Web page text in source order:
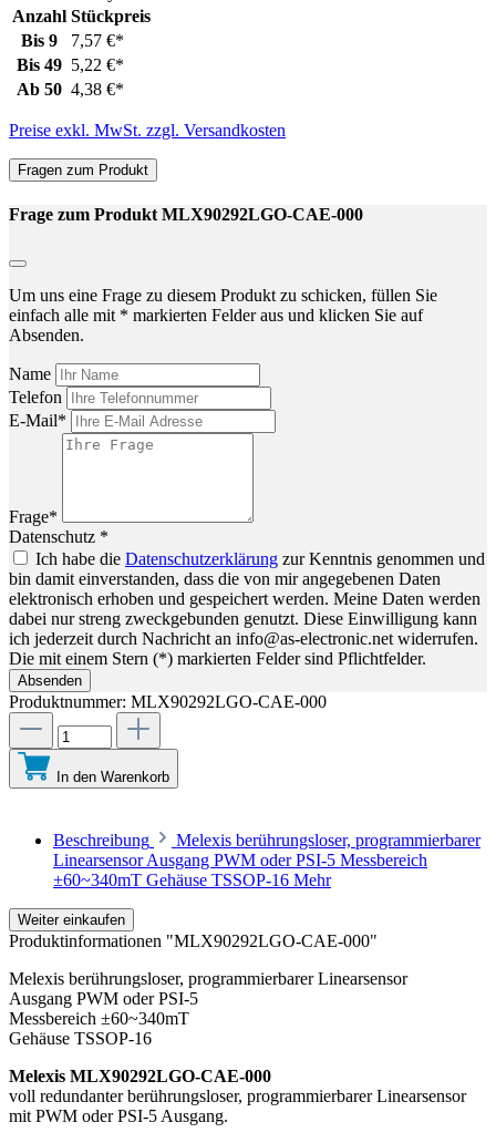
Anzahl Stückpreis
Bis 9
7,57 €*
Bis 49 5,22 €*
Ab 50 4,38 €*
Preise exkl. MwSt. zzgl. Versandkosten
Fragen zum Produkt
Frage zum Produkt MLX90292LGO-CAE-000
Um uns eine Frage zu diesem Produkt zu schicken, füllen Sie
einfach alle mit * markierten Felder aus und klicken Sie auf
Absenden.
Name
Telefon
E-Mail*
Frage*
Datenschutz *
Ich habe die Datenschutzerklärung zur Kenntnis genommen und
bin damit einverstanden, dass die von mir angegebenen Daten
elektronisch erhoben und gespeichert werden. Meine Daten werden
dabei nur streng zweckgebunden genutzt. Diese Einwilligung kann
ich jederzeit durch Nachricht an info@as-electronic.net widerrufen.
Die mit einem Stern (*) markierten Felder sind Pflichtfelder.
Absenden
Produktnummer: MLX90292LGO-CAE-000
In den Warenkorb
Beschreibung
Melexis berührungsloser, programmierbarer
Linearsensor Ausgang PWM oder PSI-5 Messbereich
±60~340mT Gehäuse TSSOP-16 Mehr
Weiter einkaufen
Produktinformationen "MLX90292LGO-CAE-000"
Melexis berührungsloser, programmierbarer Linearsensor
Ausgang PWM oder PSI-5
Messbereich ±60~340mT
Gehäuse TSSOP-16
Melexis MLX90292LGO-CAE-000
voll redundanter berührungsloser, programmierbarer Linearsensor
mit PWM oder PSI-5 Ausgang.